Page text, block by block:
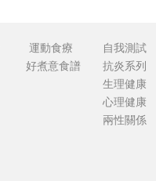
運動食療
好煮意食譜
自我測試
抗炎系列
生理健康
心理健康
兩性關係